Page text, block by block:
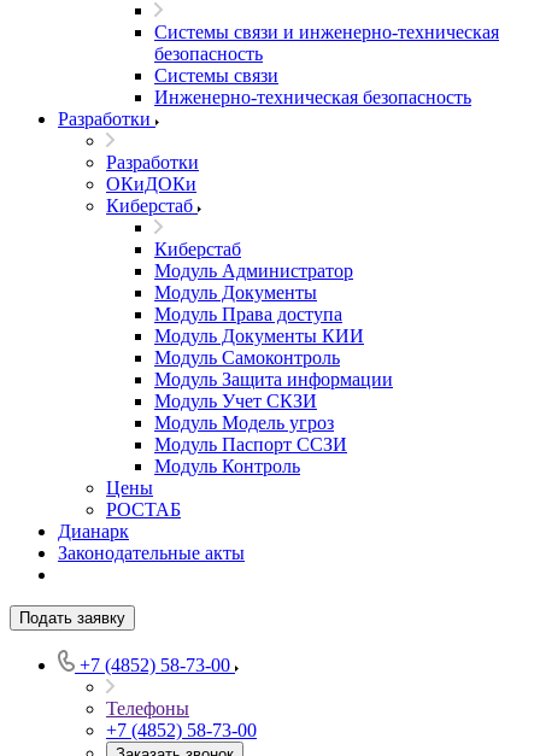
Системы связи и инженерно-техническая
безопасность
Системы связи
Инженерно-техническая безопасность
Разработки
Разработки
ОКиДОКи
Киберстаб
Киберстаб
Модуль Администратор
Модуль Документы
Модуль Права доступа
Модуль Документы КИИ
Модуль Самоконтроль
Модуль Защита информации
Модуль Учет СКЗИ
Модуль Модель угроз
Модуль Паспорт ССЗИ
Модуль Контроль
Цены
РОСТАБ
Дианарк
Законодательные акты
Подать заявку
+7 (4852) 58-73-00
Телефоны
+7 (4852) 58-73-00